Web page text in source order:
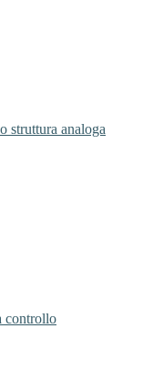
struttura analoga
controllo